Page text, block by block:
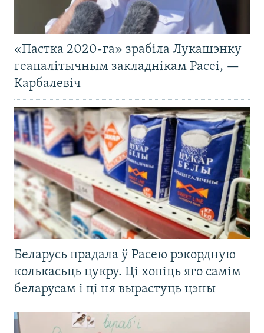
«Пастка 2020-га» зрабіла Лукашэнку
геапалітычным закладнікам Расеі, —
Карбалевіч
Беларусь прадала ў Расею рэкордную
колькасьць цукру. Ці хопіць яго самім
беларусам і ці ня вырастуць цэны